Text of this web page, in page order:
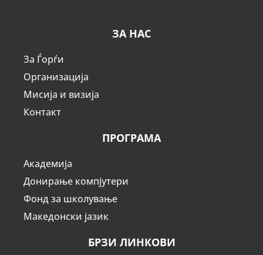
ЗА НАС
За Ѓорѓи
Организација
Мисија и визија
Контакт
ПРОГРАМА
Академија
Донирање компјутери
Фонд за школување
Македонски јазик
БРЗИ ЛИНКОВИ